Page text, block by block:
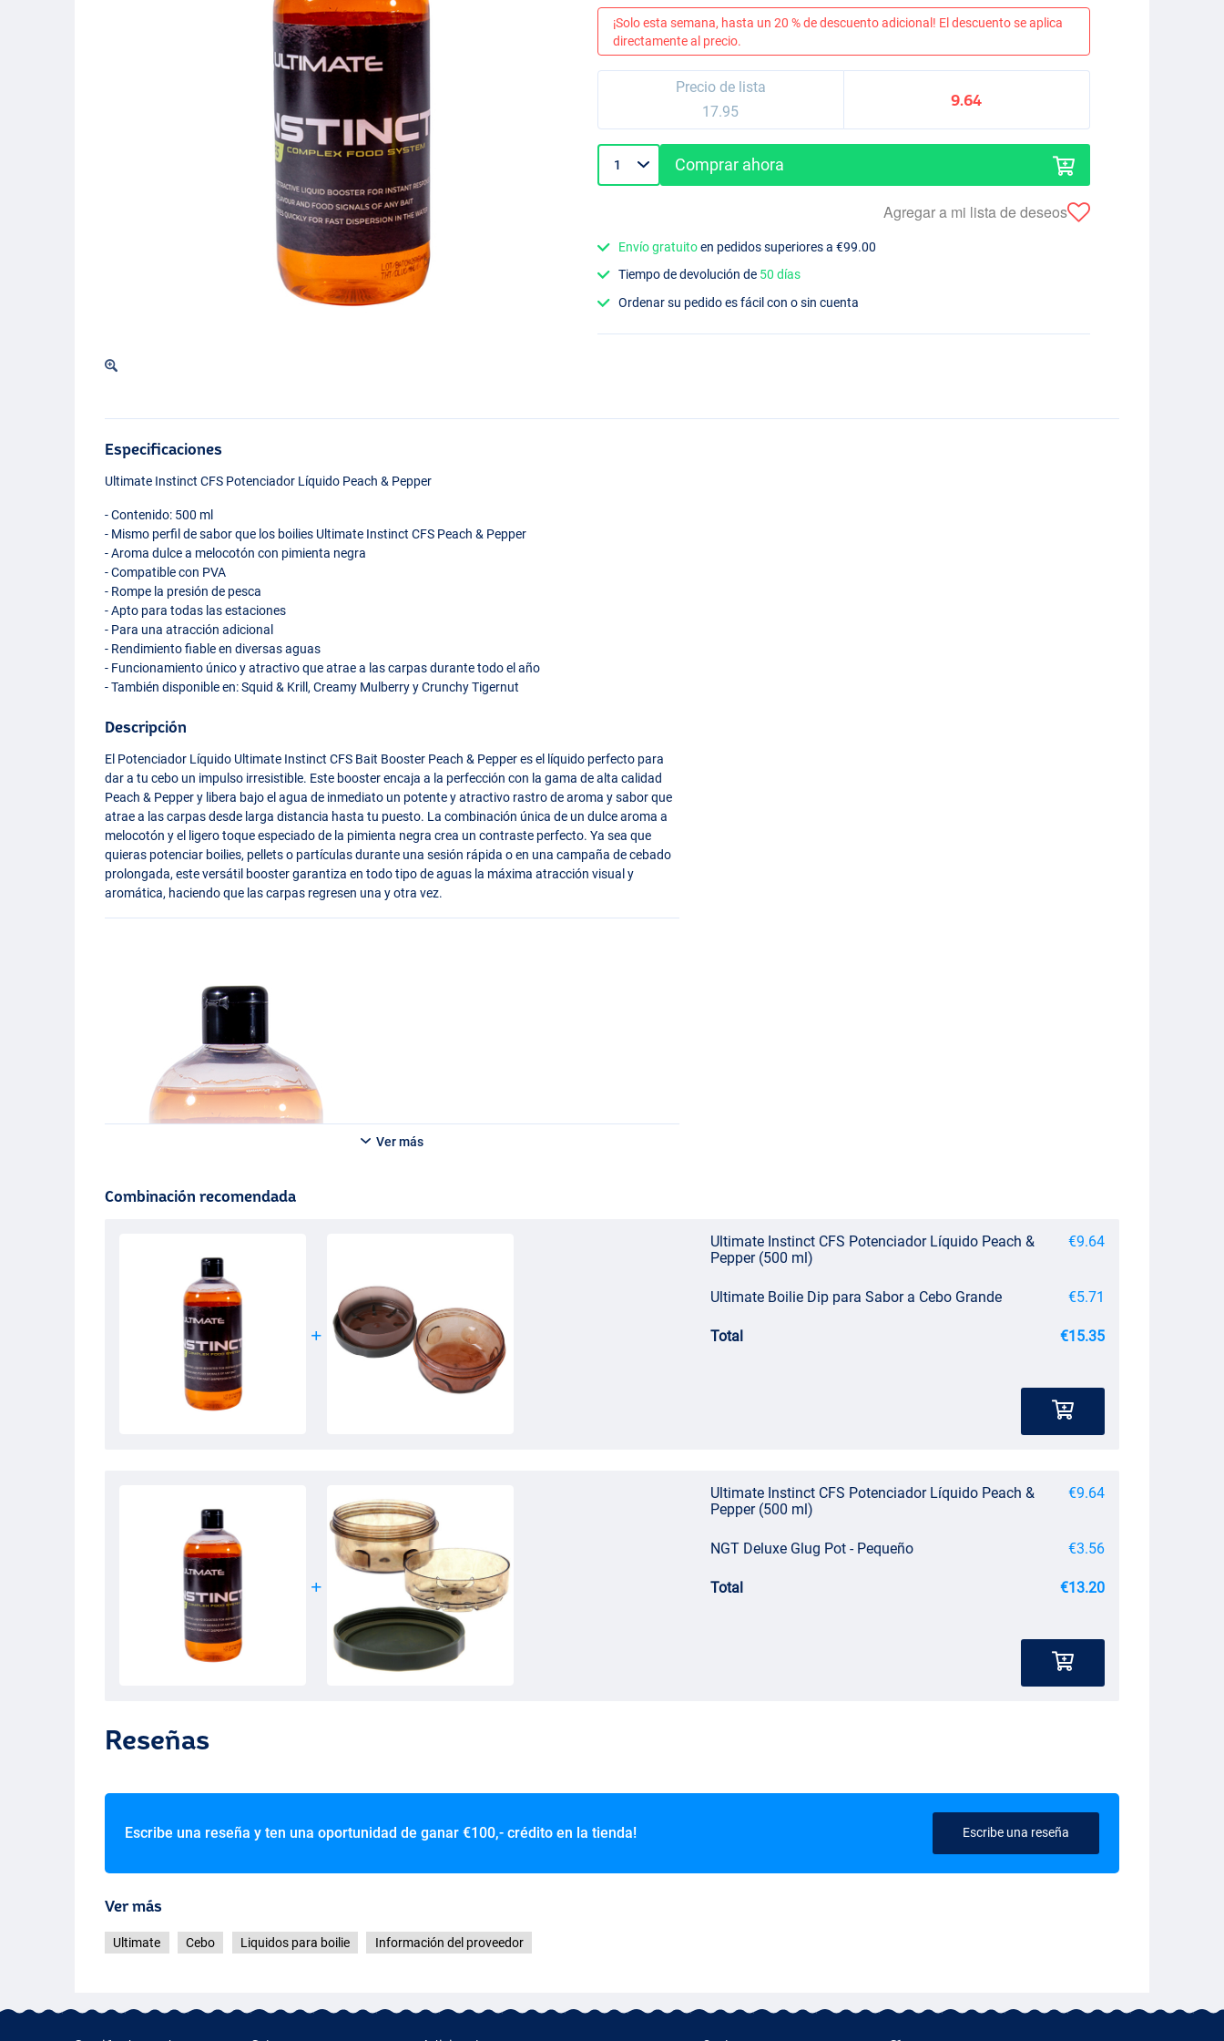
¡Solo esta semana, hasta un 20 % de descuento adicional! El descuento se aplica
directamente al precio.
Precio de lista
17.95
9.64
Comprar ahora
Agregar a mi lista de deseos
Envío gratuitoen pedidos superiores a €99.00
Tiempo de devolución de 50 días
Ordenar su pedido es fácil con o sin cuenta
Especificaciones
Ultimate InstinctCFS Potenciador Líquido Peach & Pepper
- Contenido: 500 ml
- Mismo perfil de sabor que los boilies Ultimate InstinctCFS Peach & Pepper
- Aroma dulce a melocotón con pimienta negra
- Compatible con PVA
- Rompe la presión de pesca
- Apto para todas las estaciones
- Para una atracción adicional
- Rendimiento fiable en diversas aguas
- Funcionamiento único y atractivo que atrae a las carpas durante todo el año
- También disponible en: Squid & Krill, Creamy Mulberry y Crunchy Tigernut
Descripción
El Potenciador Líquido Ultimate InstinctCFS Bait Booster Peach & Pepper es el líquido perfecto para
dar a tu cebo un impulso irresistible. Este booster encaja a la perfección con la gama de alta calidad
Peach & Pepper y libera bajo el agua de inmediato un potente y atractivo rastro de aroma y sabor que
atrae a las carpas desde larga distancia hasta tu puesto. La combinación única de un dulce aroma a
melocotón y el ligero toque especiado de la pimienta negra crea un contraste perfecto. Ya sea que
quieras potenciar boilies, pellets o partículas durante una sesión rápida o en una campaña de cebado
prolongada, este versátil booster garantiza en todo tipo de aguas la máxima atracción visual y
aromática, haciendo que las carpas regresen una y otra vez.
Ver más
Combinación recomendada
Ultimate Instinct CFS Potenciador Líquido Peach &
Pepper (500 ml)
€9.64
Ultimate Boilie Dip para Sabor a Cebo Grande €5.71
Total €15.35
Ultimate Instinct CFS Potenciador Líquido Peach &
Pepper (500 ml)
€9.64
NGT Deluxe Glug Pot - Pequeño €3.56
Total €13.20
Reseñas
Escribe una reseña y ten una oportunidad de ganar €100,- crédito en la tienda! Escribe una reseña
Ver más
Ultimate Cebo Liquidos para boilie Información del proveedor